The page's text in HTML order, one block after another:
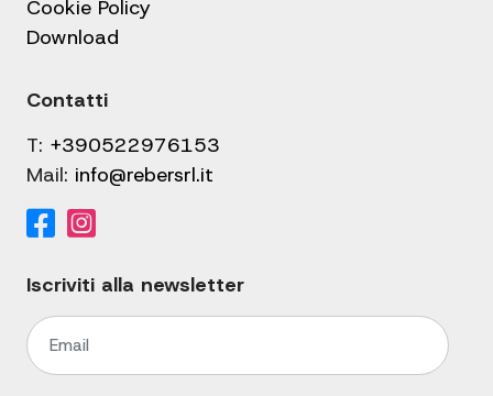
Cookie Policy
Download
Contatti
T: +390522976153
Mail: info@rebersrl.it
Iscriviti alla newsletter